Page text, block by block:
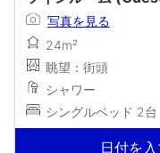
写真を見る
24m²
眺望：街頭
シャワー
シングルベッド 2台
日付を